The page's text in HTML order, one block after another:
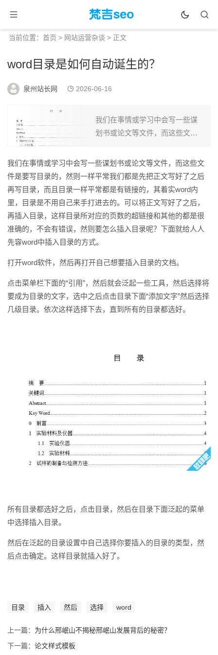
当前位置： 首页 > 网站运营杂谈 > 正文
word目录是如何自动诞生的？
泉州站长网 2026-06-16
我们在事情或学习中会写一些谋
划书或论文等文件，而这些文件
们都是先把正文写好了之后再写
目录，而且目录一样平常都是有
链接的，其着实word内里，...
我们在事情或学习中会写一些谋划书或论文等文件，而这些文
件是要写目录的，然则一样平常我们都是先把正文写好了之后
再写目录，而且目录一样平常都是有链接的，其着实word内
里，目录是不用自己来手打进去的。可以将正文写好了之后，
再插入目录，这样目录所对应的页数的超链接和其他的都是很
准确的，不会有错误，然则要怎么插入目录呢？下面就给人人
先容word中插入目录的方式。
打开word软件，然后再打开自己想要插入目录的文档。
点击菜单栏下面的“引用”，然后就会泛起一些工具，然后选择将
要成为目录的文字，选中之后点击目录下面“添加文字”然后选择
几级目录。依次这样选择下去，直到所有的目录都选好。
所有目录都选好之后，点击目录，然后在目录下面泛起的菜单
中选择插入目录。
然后在泛起的目录设置中自己选择你要插入的目录的类型，然
后点击确定。这样目录就插入好了。
目录 插入 然后 选择 word
上一篇： 为什么邢岷山不揭秘邢岷山发展背后的秘密？
下一篇： 论文样式模板